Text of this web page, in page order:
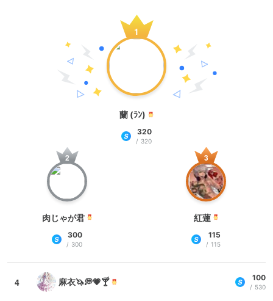
蘭 (ﾗﾝ)
320
320
肉じゃが君
300
300
紅蓮
115
115
4 麻衣🦄💭💗🍸 100
530